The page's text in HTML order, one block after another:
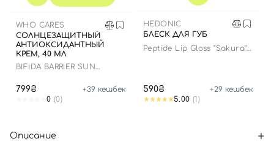
WHO CARES
СОЛНЦЕЗАЩИТНЫЙ
АНТИОКСИДАНТНЫЙ
КРЕМ, 40 МЛ
BIFIDA BARRIER SUN
799₴ +39 кешбек
0 (0)
HEDONIC
БЛЕСК ДЛЯ ГУБ
Peptide Lip Gloss “Sakura”
590₴ +29 кешбек
5.00 (1)
Описание